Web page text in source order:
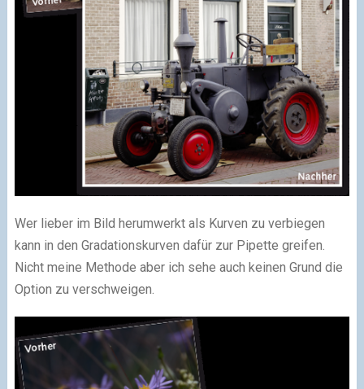
Wer lieber im Bild herumwerkt als Kurven zu verbiegen
kann in den Gradationskurven dafür zur Pipette greifen.
Nicht meine Methode aber ich sehe auch keinen Grund die
Option zu verschweigen.